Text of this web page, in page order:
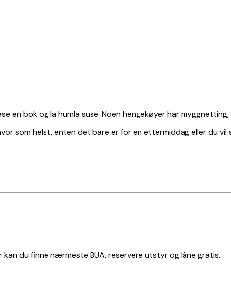
en bok og la humla suse. Noen hengekøyer har myggnetting,
som helst, enten det bare er for en ettermiddag eller du
du finne nærmeste BUA, reservere utstyr og låne gratis.